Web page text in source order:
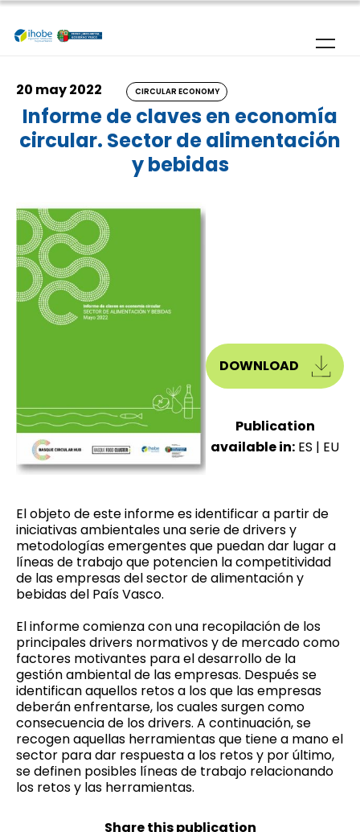
Skip to main content
20 may 2022 CIRCULAR ECONOMY
Informe de claves en economía
circular. Sector de alimentación
y bebidas
DOWNLOAD
Publication
available in: ES | EU
El objeto de este informe es identificar a partir de
iniciativas ambientales una serie de drivers y
metodologías emergentes que puedan dar lugar a
líneas de trabajo que potencien la competitividad
de las empresas del sector de alimentación y
bebidas del País Vasco.
El informe comienza con una recopilación de los
principales drivers normativos y de mercado como
factores motivantes para el desarrollo de la
gestión ambiental de las empresas. Después se
identifican aquellos retos a los que las empresas
deberán enfrentarse, los cuales surgen como
consecuencia de los drivers. A continuación, se
recogen aquellas herramientas que tiene a mano el
sector para dar respuesta a los retos y por último,
se definen posibles líneas de trabajo relacionando
los retos y las herramientas.
Share this publication